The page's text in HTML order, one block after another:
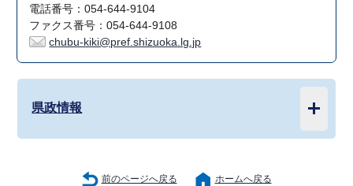
電話番号：054-644-9104
ファクス番号：054-644-9108
chubu-kiki@pref.shizuoka.lg.jp
県政情報
前のページへ戻る ホームへ戻る